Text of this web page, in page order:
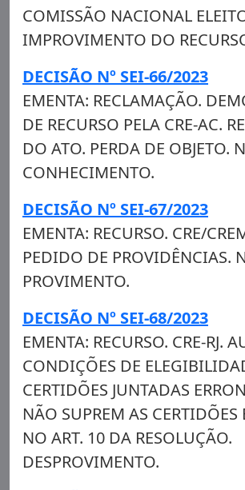
COMISSÃO NACIONAL
IMPROVIMENTO DO
DECISÃO Nº SEI-66/2023
EMENTA: RECLAMAÇÃO.
DE RECURSO PELA CRE-AC.
DO ATO. PERDA DE OBJETO.
CONHECIMENTO.
DECISÃO Nº SEI-67/2023
EMENTA: RECURSO. CRE/
PEDIDO DE PROVIDÊNCIAS.
PROVIMENTO.
DECISÃO Nº SEI-68/2023
EMENTA: RECURSO. CRE-RJ.
CONDIÇÕES DE
CERTIDÕES JUNTADAS
NÃO SUPREM AS CERTIDÕES
NO ART. 10 DA RESOLUÇÃO.
DESPROVIMENTO.